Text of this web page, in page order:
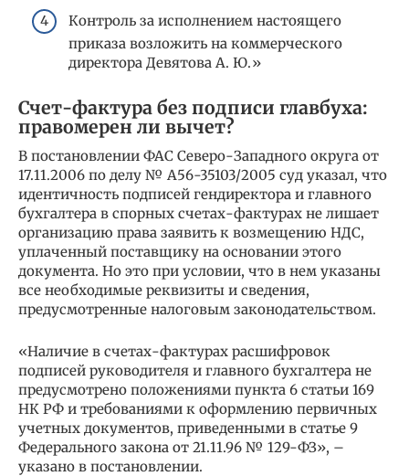
Контроль за исполнением настоящего
приказа возложить на коммерческого
директора Девятова А. Ю.»
Счет-фактура без подписи главбуха:
правомерен ли вычет?
В постановлении ФАС Северо-Западного округа от
17.11.2006 по делу № А56-35103/2005 суд указал, что
идентичность подписей гендиректора и главного
бухгалтера в спорных счетах-фактурах не лишает
организацию права заявить к возмещению НДС,
уплаченный поставщику на основании этого
документа. Но это при условии, что в нем указаны
все необходимые реквизиты и сведения,
предусмотренные налоговым законодательством.
«Наличие в счетах-фактурах расшифровок
подписей руководителя и главного бухгалтера не
предусмотрено положениями пункта 6 статьи 169
НК РФ и требованиями к оформлению первичных
учетных документов, приведенными в статье 9
Федерального закона от 21.11.96 № 129-ФЗ», –
указано в постановлении.